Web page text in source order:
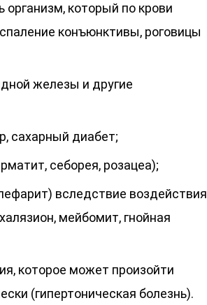
организм, который по крови
конъюнктивы, роговицы
железы и другие
сахарный диабет;
себорея, розацеа);
вследствие воздействия
мейбомит, гнойная
которое может произойти
(гипертоническая болезнь).